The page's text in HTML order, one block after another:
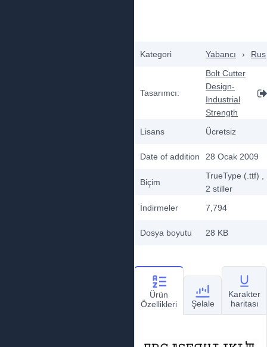
Kategori Yabancı › Rus
Tasarımcı:
Bolt Cutter
Design-
Industrial
Strength
Lisans
Ücretsiz
Date of addition 28 Ocak 2009
Biçim
TrueType (.ttf)
2 stiller
İndirmeler
7,794
Dosya boyutu 28 KB
Ürün
Özellikleri
Şelale
Karakter
haritası